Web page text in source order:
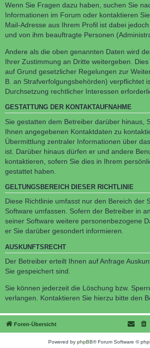
Wenn Sie Fragen dazu haben, suchen Sie
Informationen im Forum oder kontaktieren
Mail-Adresse aus Ihrem Profil ist dabei
und von ihm beauftragte Personen
Andere als die oben genannten Daten wird
Ihrer Zustimmung an Dritte weitergeben.
auf Grund gesetzlicher Regelungen zur
B. an Strafverfolgungsbehörden) verpflichtet
Durchsetzung rechtlicher Interessen
GESTATTUNG DER KONTAKTAUFNAHME
Sie gestatten dem Betreiber darüber hinaus,
Ihnen angegebenen Kontaktdaten zu
Übermittlung zentraler Informationen über
ist. Darüber hinaus dürfen er und andere
kontaktieren, sofern Sie dies in Ihrem
gestattet haben.
GELTUNGSBEREICH DIESER RICHTLINIE
Diese Richtlinie umfasst nur den Bereich der
Software umfassen. Sofern der Betreiber in
seiner Software weitere personenbezogene
er Sie darüber gesondert informieren.
AUSKUNFTSRECHT
Der Betreiber erteilt Ihnen auf Anfrage
Sie gespeichert sind.
Sie können jederzeit die Löschung bzw.
verlangen. Kontaktieren Sie hierzu bitte den
Foren-Übersicht
Powered by phpBB® Forum Software ©